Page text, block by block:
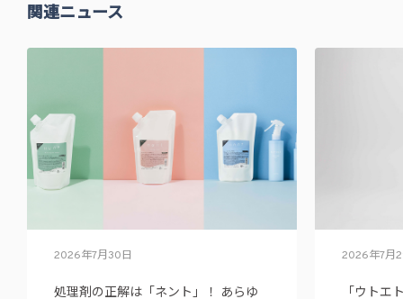
関連ニュース
2026年7月30日
処理剤の正解は「ネント」！ あらゆ
2026年7月
「ウトエ